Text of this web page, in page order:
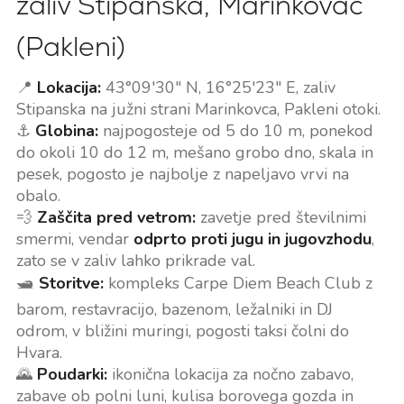
(Pakleni)
📍 Lokacija:43°09'30" N, 16°25'23" E, zaliv
Stipanska na južni strani Marinkovca, Pakleni otoki.
⚓ Globina:najpogosteje od 5 do 10 m, ponekod
do okoli 10 do 12 m, mešano grobo dno, skala in
pesek, pogosto je najbolje z napeljavo vrvi na
obalo.
💨 Zaščita pred vetrom:zavetje pred številnimi
smermi, vendar odprto proti jugu in jugovzhodu,
zato se v zaliv lahko prikrade val.
🛥️ Storitve:kompleks Carpe Diem Beach Club z
barom, restavracijo, bazenom, ležalniki in DJ
odrom, v bližini muringi, pogosti taksi čolni do
Hvara.
🌄 Poudarki:ikonična lokacija za nočno zabavo,
zabave ob polni luni, kulisa borovega gozda in